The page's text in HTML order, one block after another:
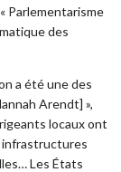
Parlementarisme
des
a été une des
Arendt] »,
locaux ont
Les États